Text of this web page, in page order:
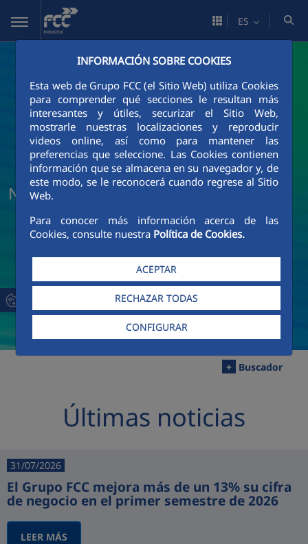
Saltar al contenido principal
INFORMACIÓN SOBRE COOKIES
Esta web de Grupo FCC (el Sitio Web) utiliza Cookies
para comprender qué secciones le resultan más
interesantes y útiles, securizar el Sitio Web,
mostrarle nuestras localizaciones y reproducir
videos online, así como para mantener las
preferencias que seleccione. Las Cookies contienen
información que se almacena en su navegador y, de
este modo, se le reconocerá cuando regrese al Sitio
Web.
Para conocer más información acerca de las
Cookies, consulte nuestra Política de Cookies.
ACEPTAR
RECHAZAR TODAS
CONFIGURAR
ES
Noticias y actualidad de FCC Industrial
+ Buscador
Últimas noticias
31/07/2026
El Grupo FCC mejora más de un 13% su cifra
de negocio en el primer semestre de 2026
LEER MÁS